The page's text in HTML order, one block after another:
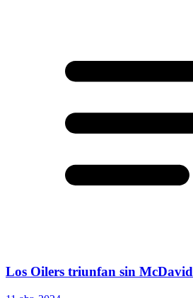
Los Oilers triunfan sin McDavid